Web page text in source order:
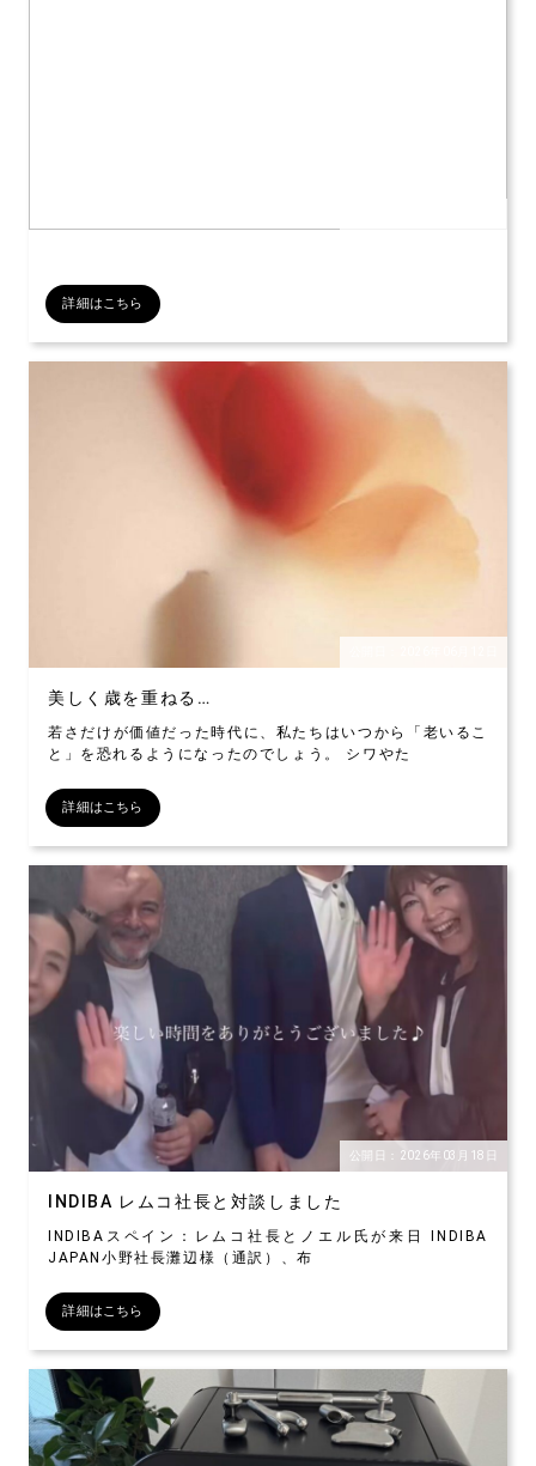
詳細はこちら
美しく歳を重ねる…
若さだけが価値だった時代に、私たちはいつから「老いるこ
と」を恐れるようになったのでしょう。 シワやた
詳細はこちら
公開日：2026年03月18日
INDIBA レムコ社長と対談しました
INDIBAスペイン：レムコ社長とノエル氏が来日 INDIBA
JAPAN小野社長灘辺様（通訳）、布
詳細はこちら